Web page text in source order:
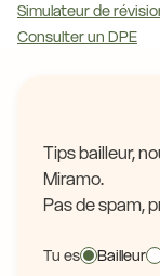
Simulateur de
Consulter un DPE
Tips bailleur,
Miramo.
Pas de spam,
Tu es Bailleur